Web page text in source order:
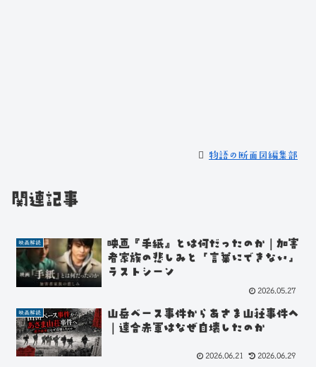
物語の断面図編集部
関連記事
映画解読
映画『手紙』とは何だったのか｜加害
者家族の悲しみと「言葉にできない」
ラストシーン
2026.05.27
映画解読
山岳ベース事件からあさま山荘事件へ
｜連合赤軍はなぜ自壊したのか
2026.06.21 2026.06.29